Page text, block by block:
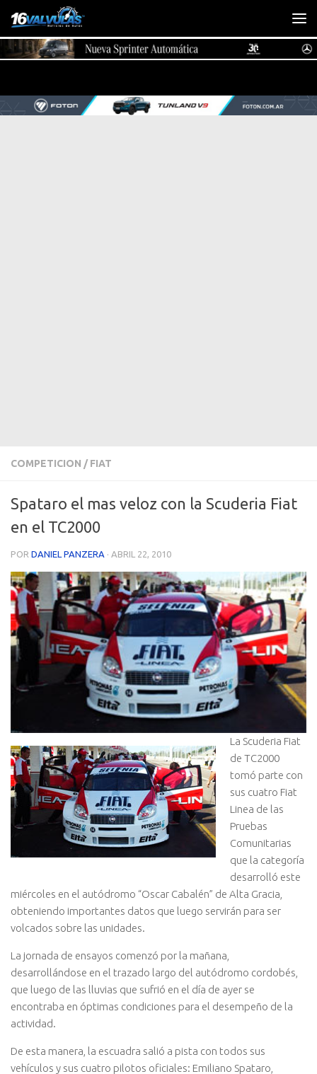
Saltar al contenido
COMPETICION / FIAT
Spataro el mas veloz con la Scuderia Fiat
en el TC2000
POR DANIEL PANZERA · ABRIL 22, 2010
La Scuderia Fiat
de TC2000
tomó parte con
sus cuatro Fiat
Linea de las
Pruebas
Comunitarias
que la categoría
desarrolló este
miércoles en el autódromo “Oscar Cabalén” de Alta Gracia,
obteniendo importantes datos que luego servirán para ser
volcados sobre las unidades.
La jornada de ensayos comenzó por la mañana,
desarrollándose en el trazado largo del autódromo cordobés,
que luego de las lluvias que sufrió en el día de ayer se
encontraba en óptimas condiciones para el desempeño de la
actividad.
De esta manera, la escuadra salió a pista con todos sus
vehículos y sus cuatro pilotos oficiales: Emiliano Spataro,